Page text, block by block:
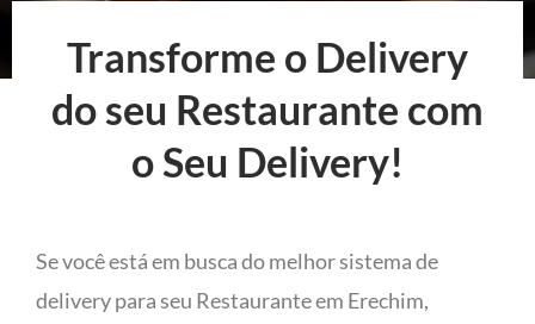
Transforme o Delivery
do seu Restaurante com
o Seu Delivery!
Se você está em busca do melhor sistema de
delivery para seu Restaurante em Erechim,